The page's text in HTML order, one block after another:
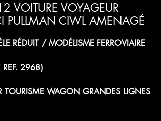
VOITURE VOYAGEUR
CIWL AMENAGÉ
RÉDUIT / MODÉLISME FERROVIAIRE
REF. 2968)
TOURISME WAGON GRANDES LIGNES